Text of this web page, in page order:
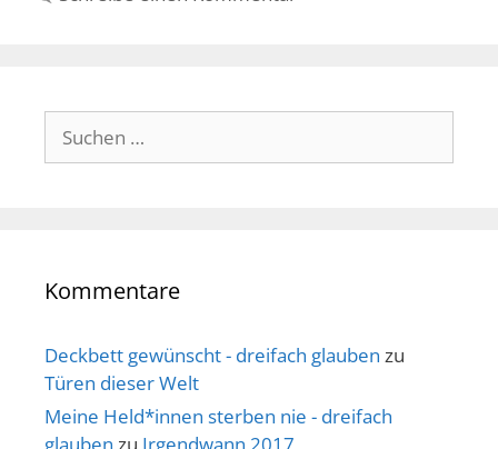
Suche
nach:
Kommentare
Deckbett gewünscht - dreifach glauben zu
Türen dieser Welt
Meine Held*innen sterben nie - dreifach
glauben zu Irgendwann 2017